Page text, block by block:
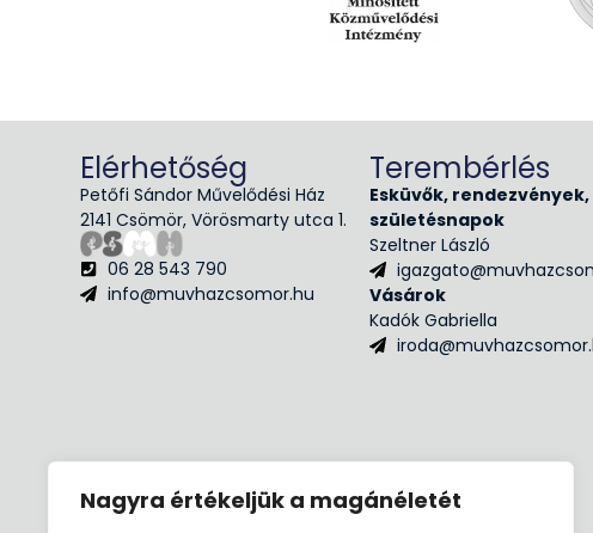
Nagyra értékeljük a magánéletét
Elérhetőség
Petőfi Sándor Művelődési Ház
2141 Csömör, Vörösmarty utca 1.
06 28 543 790
info@muvhazcsomor.hu
Terembérlés
Esküvők, rendezvények,
születésnapok
Szeltner László
Vásárok
Kadók Gabriella